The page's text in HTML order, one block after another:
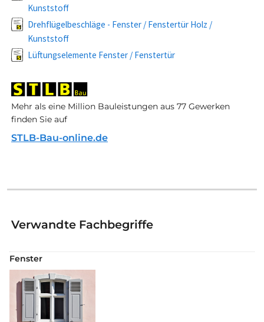
Kunststoff
Drehflügelbeschläge - Fenster / Fenstertür Holz /
Kunststoff
Lüftungselemente Fenster / Fenstertür
Mehr als eine Million Bauleistungen aus 77 Gewerken
finden Sie auf
STLB-Bau-online.de
Verwandte Fachbegriffe
Fenster